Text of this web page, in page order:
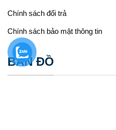
Chính sách đổi trả
Chính sách bảo mật thông tin
BẢN ĐỒ